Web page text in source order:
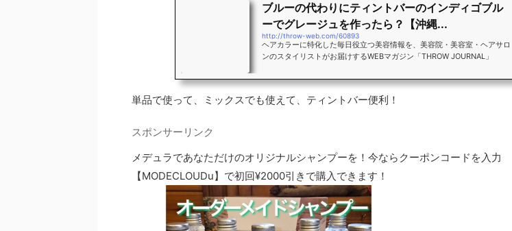
ブルーの代わりにティントバーのインディゴブル
ーでグレージュを作ったら？【沖縄...
http://throw-web.com/60893
ヘアカラーに特化した毎日役立つ美容情報を、美容院・美容室・ヘアサロ
ンのスタイリストがお届けするWEBマガジン「THROW JOURNAL」
単品で使って、ミックスでも使えて、ティントバー便利！
スポンサーリンク
メデュラであなただけのオリジナルシャンプーを！今ならクーポンコードを入力
【MODECLOUDu】で初回¥2000引きで購入できます！